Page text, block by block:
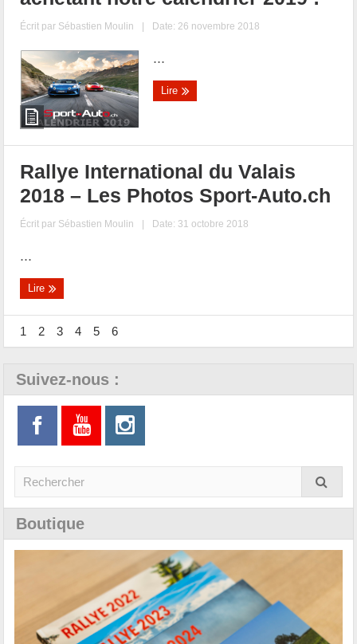
Écrit par Sébastien Moulin | Date: 26 novembre 2018
...
Lire
Rallye International du Valais
2018 – Les Photos Sport-Auto.ch
Écrit par Sébastien Moulin | Date: 31 octobre 2018
...
Lire
1 2 3 4 5 6
Suivez-nous :
Boutique